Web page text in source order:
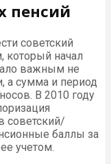
пенсий
советский
который начал
важным не
а сумма и период
В 2010 году
советский/
баллы за
учетом.